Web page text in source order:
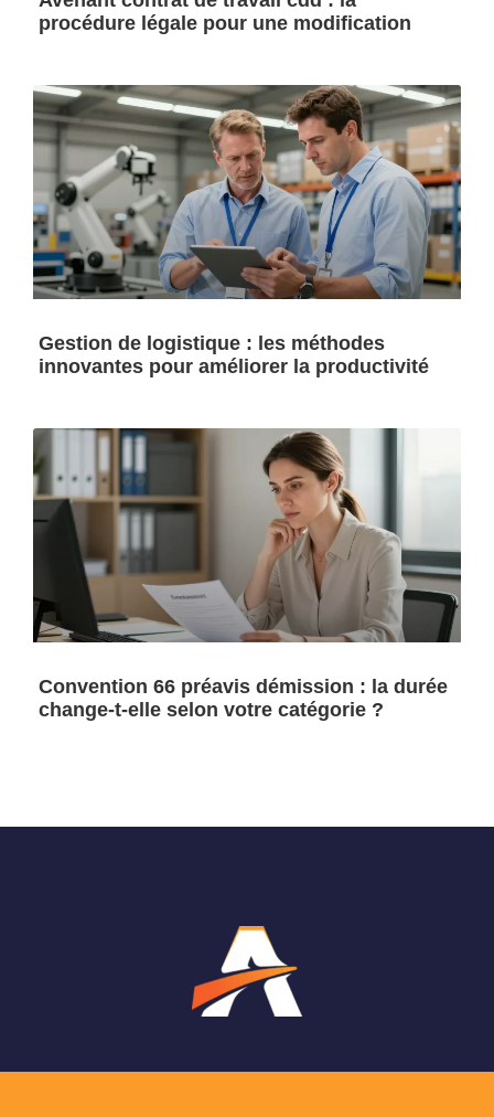
procédure légale pour une modification
Gestion de logistique : les méthodes
innovantes pour améliorer la productivité
Convention 66 préavis démission : la durée
change-t-elle selon votre catégorie ?